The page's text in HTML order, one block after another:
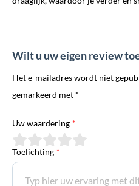
Wilt u uw eigen review
Het e-mailadres wordt niet
gemarkeerd met *
Uw waardering *
Toelichting *